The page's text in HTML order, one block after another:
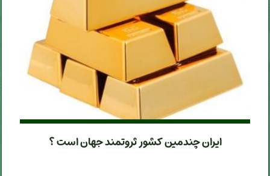
ایران چندمین کشور ثروتمند جهان است ؟